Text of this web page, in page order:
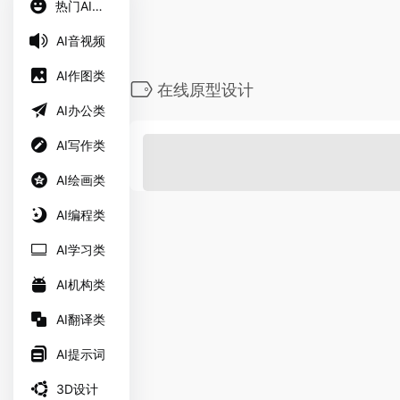
热门AI工具
AI音视频
AI作图类
AI办公类
AI写作类
AI绘画类
AI编程类
AI学习类
AI机构类
AI翻译类
AI提示词
3D设计
在线原型设计